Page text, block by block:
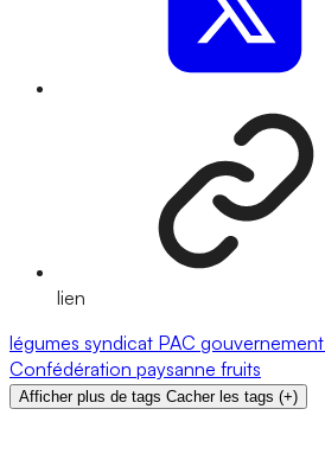
lien
légumes syndicat PAC gouvernement
Confédération paysanne fruits
Afficher plus de tags Cacher les tags (+)